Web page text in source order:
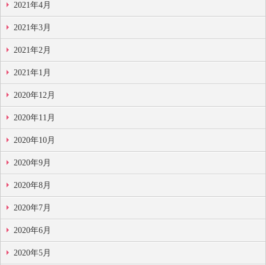
2021年4月
2021年3月
2021年2月
2021年1月
2020年12月
2020年11月
2020年10月
2020年9月
2020年8月
2020年7月
2020年6月
2020年5月